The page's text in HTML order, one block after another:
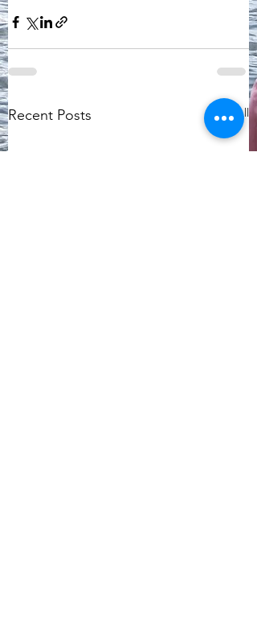
Recent Posts See All